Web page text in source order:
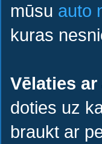
mūsu auto
kuras
Vēlaties
doties uz
braukt ar